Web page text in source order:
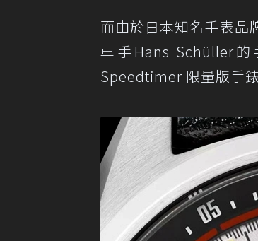
而由於日本知名手表品
車手Hans Schüller
Speedtimer 限量版手